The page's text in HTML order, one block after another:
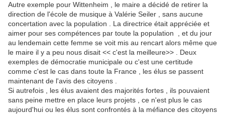
Autre exemple pour Wittenheim , le maire a décidé de retirer la
direction de l'école de musique à Valérie Seiler , sans aucune
concertation avec la population . La directrice était appréciée et
aimer pour ses compétences par toute la population , et du jour
au lendemain cette femme se voit mis au rencart alors même que
le maire il y a peu nous disait << c'est la meilleure>> . Deux
exemples de démocratie municipale ou c'est une certitude
comme c'est le cas dans toute la France , les élus se passent
maintenant de l'avis des citoyens .
Si autrefois , les élus avaient des majorités fortes , ils pouvaient
sans peine mettre en place leurs projets , ce n'est plus le cas
aujourd'hui ou les élus sont confrontés à la méfiance des citoyens